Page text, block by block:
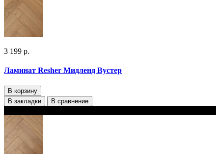
3 199 р.
Ламинат Resher Мидленд Вустер
В корзину
В закладки
В сравнение